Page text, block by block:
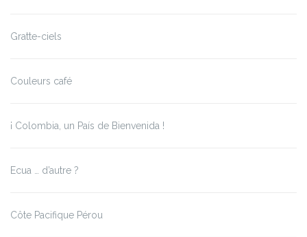
Gratte-ciels
Couleurs café
¡ Colombia, un País de Bienvenida !
Ecua … d’autre ?
Côte Pacifique Pérou